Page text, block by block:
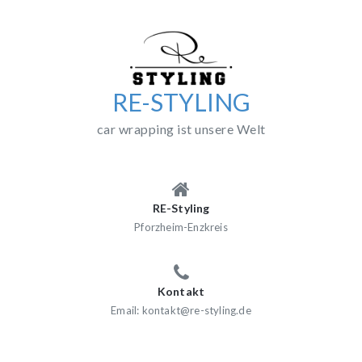
RE-STYLING
car wrapping ist unsere Welt
RE-Styling
Pforzheim-Enzkreis
Kontakt
Email: kontakt@re-styling.de